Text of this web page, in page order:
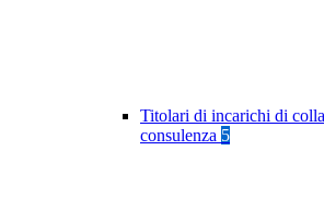
Titolari di incarichi di
consulenza 5